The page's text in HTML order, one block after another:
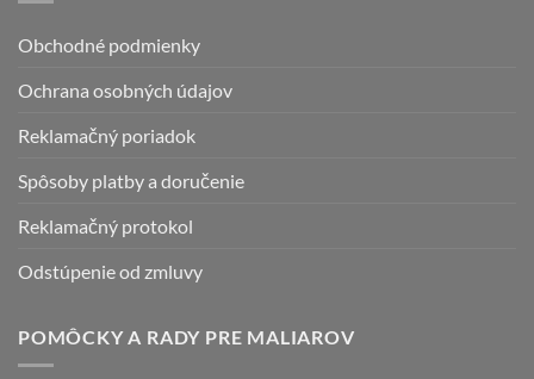
Obchodné podmienky
Ochrana osobných údajov
Reklamačný poriadok
Spôsoby platby a doručenie
Reklamačný protokol
Odstúpenie od zmluvy
POMÔCKY A RADY PRE MALIAROV